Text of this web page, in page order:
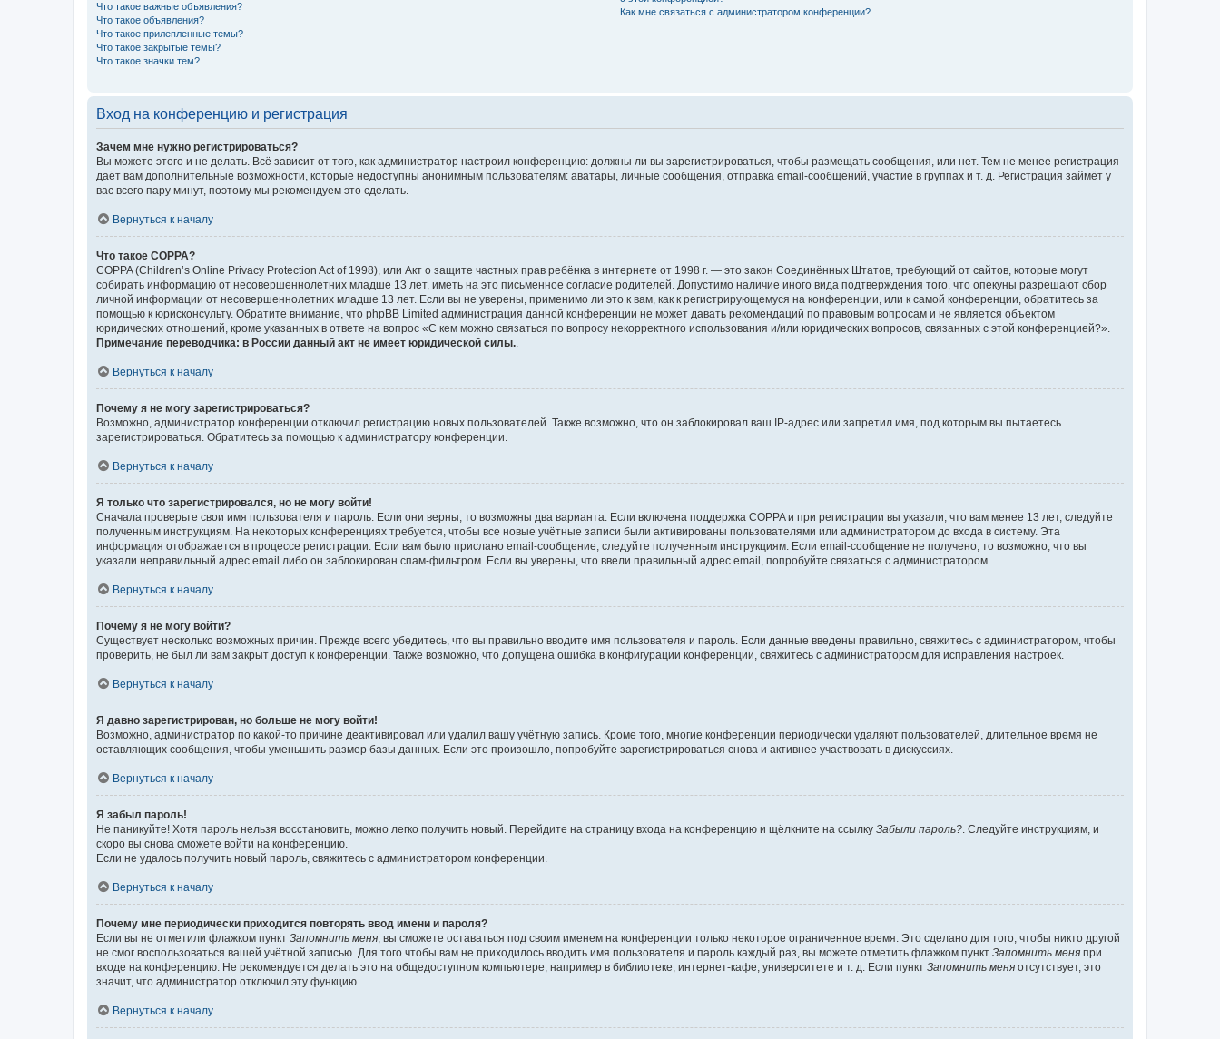
Что такое важные объявления?
Что такое объявления?
Что такое прилепленные темы?
Что такое закрытые темы?
Что такое значки тем?
Как мне связаться с администратором конференции?
Вход на конференцию и регистрация
Зачем мне нужно регистрироваться?
Вы можете этого и не делать. Всё зависит от того, как администратор настроил конференцию: должны ли вы зарегистрироваться, чтобы размещать сообщения, или нет. Тем не менее регистрация
даёт вам дополнительные возможности, которые недоступны анонимным пользователям: аватары, личные сообщения, отправка email-сообщений, участие в группах и т. д. Регистрация займёт у
вас всего пару минут, поэтому мы рекомендуем это сделать.
Вернуться к началу
Что такое COPPA?
COPPA (Children’s Online Privacy Protection Act of 1998), или Акт о защите частных прав ребёнка в интернете от 1998 г. — это закон Соединённых Штатов, требующий от сайтов, которые могут
собирать информацию от несовершеннолетних младше 13 лет, иметь на это письменное согласие родителей. Допустимо наличие иного вида подтверждения того, что опекуны разрешают сбор
личной информации от несовершеннолетних младше 13 лет. Если вы не уверены, применимо ли это к вам, как к регистрирующемуся на конференции, или к самой конференции, обратитесь за
помощью к юрисконсульту. Обратите внимание, что phpBB Limited администрация данной конференции не может давать рекомендаций по правовым вопросам и не является объектом
юридических отношений, кроме указанных в ответе на вопрос «С кем можно связаться по вопросу некорректного использования и/или юридических вопросов, связанных с этой конференцией?».
Примечание переводчика: в России данный акт не имеет юридической силы.
Вернуться к началу
Почему я не могу зарегистрироваться?
Возможно, администратор конференции отключил регистрацию новых пользователей. Также возможно, что он заблокировал ваш IP-адрес или запретил имя, под которым вы пытаетесь
зарегистрироваться. Обратитесь за помощью к администратору конференции.
Вернуться к началу
Я только что зарегистрировался, но не могу войти!
Сначала проверьте свои имя пользователя и пароль. Если они верны, то возможны два варианта. Если включена поддержка COPPA и при регистрации вы указали, что вам менее 13 лет, следуйте
полученным инструкциям. На некоторых конференциях требуется, чтобы все новые учётные записи были активированы пользователями или администратором до входа в систему. Эта
информация отображается в процессе регистрации. Если вам было прислано email-сообщение, следуйте полученным инструкциям. Если email-сообщение не получено, то возможно, что вы
указали неправильный адрес email либо он заблокирован спам-фильтром. Если вы уверены, что ввели правильный адрес email, попробуйте связаться с администратором.
Вернуться к началу
Почему я не могу войти?
Существует несколько возможных причин. Прежде всего убедитесь, что вы правильно вводите имя пользователя и пароль. Если данные введены правильно, свяжитесь с администратором, чтобы
проверить, не был ли вам закрыт доступ к конференции. Также возможно, что допущена ошибка в конфигурации конференции, свяжитесь с администратором для исправления настроек.
Вернуться к началу
Я давно зарегистрирован, но больше не могу войти!
Возможно, администратор по какой-то причине деактивировал или удалил вашу учётную запись. Кроме того, многие конференции периодически удаляют пользователей, длительное время не
оставляющих сообщения, чтобы уменьшить размер базы данных. Если это произошло, попробуйте зарегистрироваться снова и активнее участвовать в дискуссиях.
Вернуться к началу
Я забыл пароль!
Не паникуйте! Хотя пароль нельзя восстановить, можно легко получить новый. Перейдите на страницу входа на конференцию и щёлкните на ссылку Забыли пароль? . Следуйте инструкциям, и
скоро вы снова сможете войти на конференцию.
Если не удалось получить новый пароль, свяжитесь с администратором конференции.
Вернуться к началу
Почему мне периодически приходится повторять ввод имени и пароля?
Если вы не отметили флажком пункт Запомнить меня , вы сможете оставаться под своим именем на конференции только некоторое ограниченное время. Это сделано для того, чтобы никто другой
не смог воспользоваться вашей учётной записью. Для того чтобы вам не приходилось вводить имя пользователя и пароль каждый раз, вы можете отметить флажком пункт Запомнить меня при
входе на конференцию. Не рекомендуется делать это на общедоступном компьютере, например в библиотеке, интернет-кафе, университете и т. д. Если пункт Запомнить меня отсутствует, это
значит, что администратор отключил эту функцию.
Вернуться к началу